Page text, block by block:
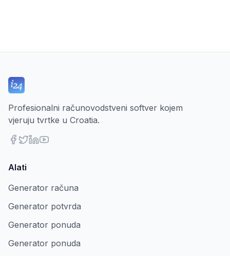
Profesionalni računovodstveni softver kojem
vjeruju tvrtke u Croatia.
Alati
Generator računa
Generator potvrda
Generator ponuda
Generator ponuda